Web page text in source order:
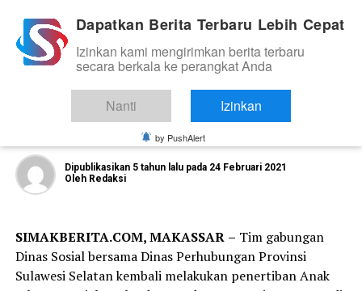
NEWS
Lakukan Penertiban Anjal dan Gepeng
di Simpang Lima Bandara Sulhas, Ini
yang Ditemukan Dinsos Sulsel
Dipublikasikan 5 tahun lalu pada 24 Februari 2021
Oleh Redaksi
SIMAKBERITA.COM, MAKASSAR – Tim gabungan
Dinas Sosial bersama Dinas Perhubungan Provinsi
Sulawesi Selatan kembali melakukan penertiban Anak
Dapatkan Berita Terbaru Lebih Cepat
Izinkan kami mengirimkan berita terbaru
secara berkala ke perangkat Anda
Nanti Izinkan
by PushAlert